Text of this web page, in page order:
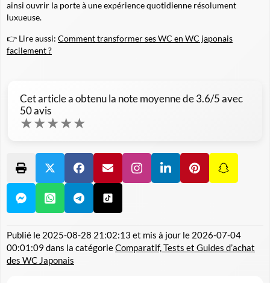
ainsi ouvrir la porte à une expérience quotidienne résolument
luxueuse.
👉 Lire aussi: Comment transformer ses WC en WC japonais
facilement ?
Cet article a obtenu la note moyenne de3.6/5 avec
50avis
★★★★★
Publié le 2025-08-28 21:02:13 et mis à jour le 2026-07-04
00:01:09 dans la catégorieComparatif, Tests et Guides d’achat
des WC Japonais